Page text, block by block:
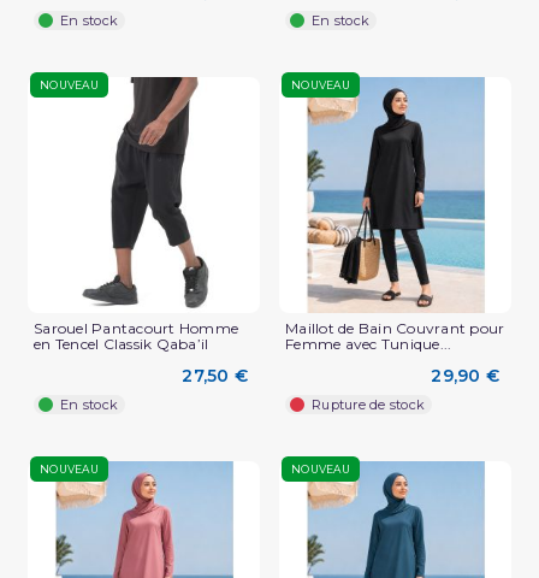
En stock En stock
NOUVEAU
Sarouel Pantacourt Homme
en Tencel Classik Qaba’il
27,50 €
En stock
NOUVEAU
Maillot de Bain Couvrant pour
Femme avec Tunique...
29,90 €
Rupture de stock
NOUVEAU NOUVEAU